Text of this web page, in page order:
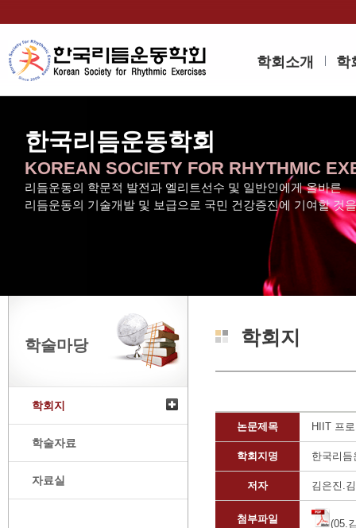
학회소개 학
한국리듬운동학회
KOREAN SOCIETY FOR RHYTHMIC
리듬운동의 학문적 발전과 엘리트선수 및 일반인에게 올바른
리듬운동의 기술개발 및 보급으로 국민 건강증진에 기여할 것
학술마당
학회지
학술자료
자료실
학회지
논문제목 HIIT 프
학회지명 한국리듬
저자 김은진.
첨부파일 (05.